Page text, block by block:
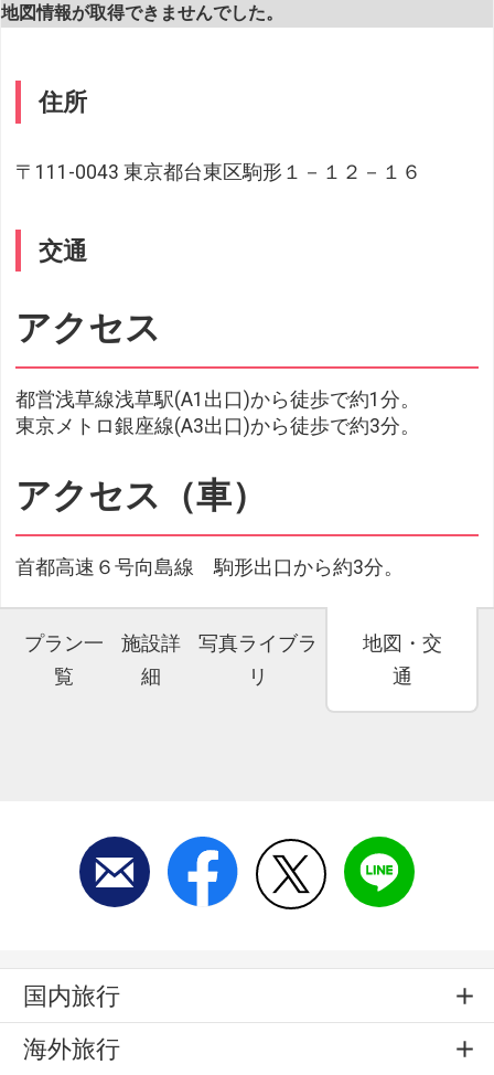
地図情報が取得できませんでした。
住所
〒111-0043 東京都台東区駒形１－１２－１６
交通
アクセス
都営浅草線浅草駅(A1出口)から徒歩で約1分。
東京メトロ銀座線(A3出口)から徒歩で約3分。
アクセス（車）
首都高速６号向島線 駒形出口から約3分。
プラン一
覧
施設詳
細
写真ライブラ
リ
地図・交
通
国内旅行
海外旅行